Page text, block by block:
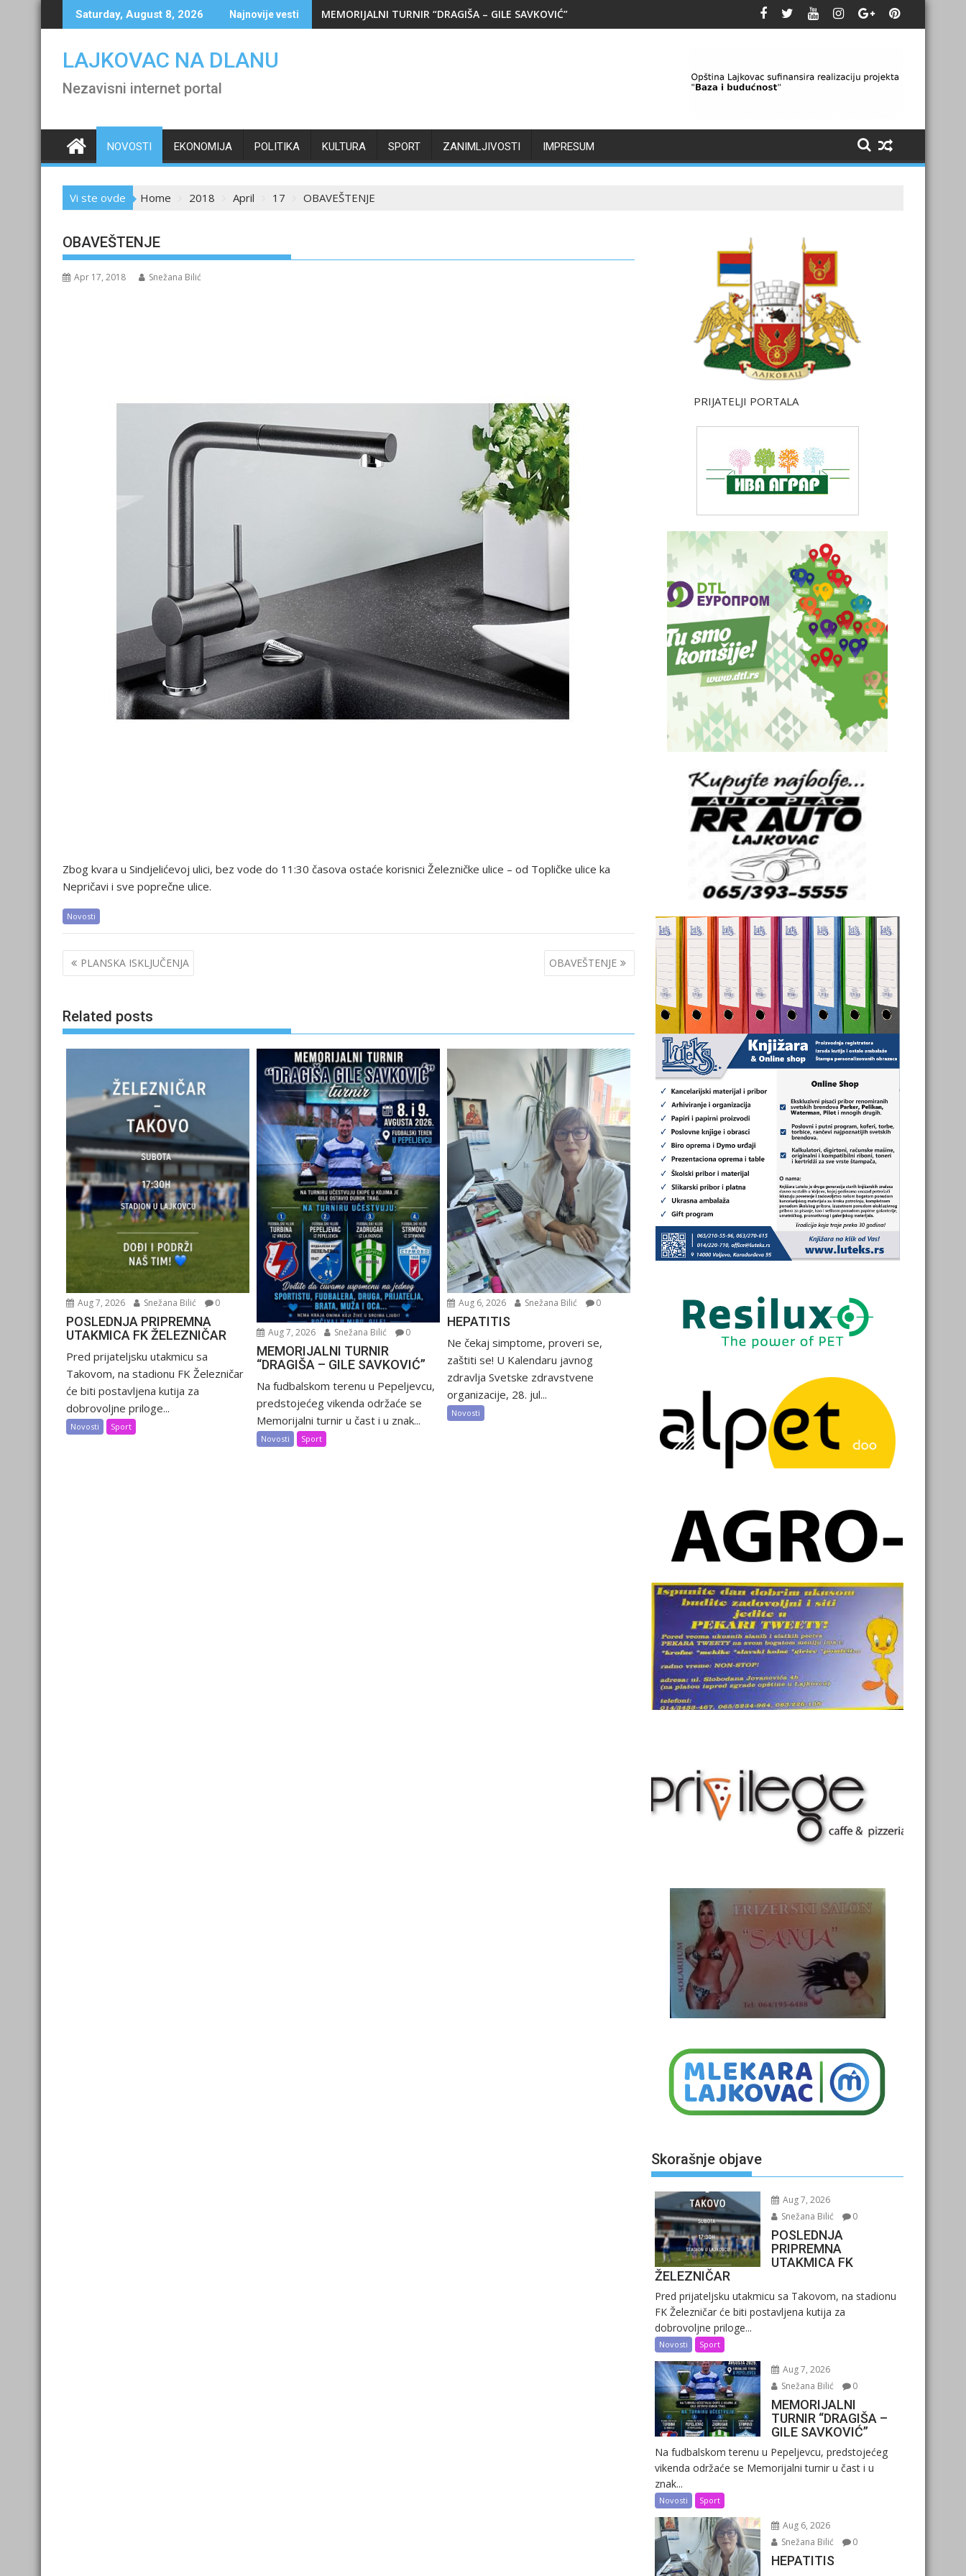
to
Saturday, August 8, 2026 Najnovije vesti MEMORIJALNI TURNIR “DRAGIŠA – GILE SAVKOVIĆ”
LAJKOVAC NA DLANU
Nezavisni internet portal
NOVOSTI EKONOMIJA POLITIKA KULTURA SPORT ZANIMLJIVOSTI IMPRESUM
Vi ste ovde Home 2018 April 17 OBAVEŠTENJE
OBAVEŠTENJE
Apr 17, 2018 Snežana Bilić
Zbog kvara u Sindjelićevoj ulici, bez vode do 11:30 časova ostaće korisnici Železničke ulice – od Topličke ulice ka
Nepričavi i sve poprečne ulice.
Novosti
Post
navigation
PLANSKA ISKLJUČENJA OBAVEŠTENJE
Related posts
Aug 7, 2026 Snežana Bilić 0
POSLEDNJA PRIPREMNA
UTAKMICA FK ŽELEZNIČAR
Pred prijateljsku utakmicu sa
Takovom, na stadionu FK Železničar
će biti postavljena kutija za
dobrovoljne priloge...
Novosti Sport
Aug 7, 2026 Snežana Bilić 0
MEMORIJALNI TURNIR
“DRAGIŠA – GILE SAVKOVIĆ”
Na fudbalskom terenu u Pepeljevcu,
predstojećeg vikenda održaće se
Memorijalni turnir u čast i u znak...
Novosti Sport
Aug 6, 2026 Snežana Bilić 0
HEPATITIS
Ne čekaj simptome, proveri se,
zaštiti se! U Kalendaru javnog
zdravlja Svetske zdravstvene
organizacije, 28. jul...
Novosti
PRIJATELJI PORTALA
Skorašnje objave
Aug 7, 2026
Snežana Bilić
0
POSLEDNJA
PRIPREMNA
UTAKMICA FK
ŽELEZNIČAR
Pred prijateljsku utakmicu sa Takovom, na stadionu
FK Železničar će biti postavljena kutija za
dobrovoljne priloge...
Novosti Sport
Aug 7, 2026
Snežana Bilić
0
MEMORIJALNI
TURNIR “DRAGIŠA –
GILE SAVKOVIĆ”
Na fudbalskom terenu u Pepeljevcu, predstojećeg
vikenda održaće se Memorijalni turnir u čast i u
znak...
Novosti Sport
Aug 6, 2026
Snežana Bilić
0
HEPATITIS